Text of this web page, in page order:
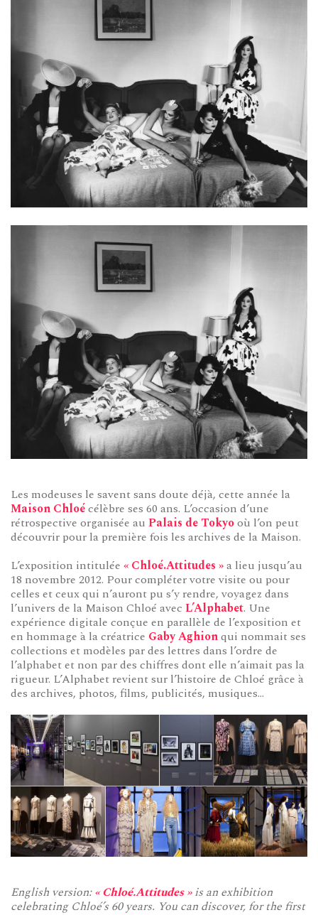
Les modeuses le savent sans doute déjà, cette année la
Maison Chloécélèbre ses 60 ans. L’occasion d’une
rétrospective organisée au Palais de Tokyooù l’on peut
découvrir pour la première fois les archives de la Maison.
L’exposition intitulée « Chloé.Attitudes »a lieu jusqu’au
18 novembre 2012. Pour compléter votre visite ou pour
celles et ceux qui n’auront pu s’y rendre, voyagez dans
l’univers de la Maison Chloé avec L’Alphabet. Une
expérience digitale conçue en parallèle de l’exposition et
en hommage à la créatrice Gaby Aghionqui nommait ses
collections et modèles par des lettres dans l’ordre de
l’alphabet et non par des chiffres dont elle n’aimait pas la
rigueur. L’Alphabet revient sur l’histoire de Chloé grâce à
des archives, photos, films, publicités, musiques…
English version:« Chloé.Attitudes »is an exhibition
celebrating Chloé’s 60 years. You can discover, for the first